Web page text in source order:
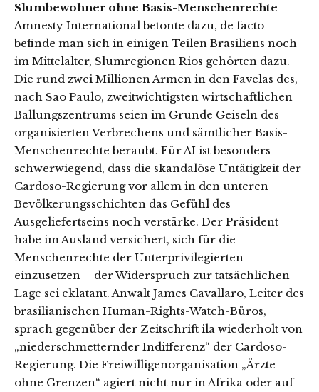
Slumbewohner ohne Basis-Menschenrechte
Amnesty International betonte dazu, de facto
befinde man sich in einigen Teilen Brasiliens noch
im Mittelalter, Slumregionen Rios gehörten dazu.
Die rund zwei Millionen Armen in den Favelas des,
nach Sao Paulo, zweitwichtigsten wirtschaftlichen
Ballungszentrums seien im Grunde Geiseln des
organisierten Verbrechens und sämtlicher Basis-
Menschenrechte beraubt. Für AI ist besonders
schwerwiegend, dass die skandalöse Untätigkeit der
Cardoso-Regierung vor allem in den unteren
Bevölkerungsschichten das Gefühl des
Ausgeliefertseins noch verstärke. Der Präsident
habe im Ausland versichert, sich für die
Menschenrechte der Unterprivilegierten
einzusetzen – der Widerspruch zur tatsächlichen
Lage sei eklatant. Anwalt James Cavallaro, Leiter des
brasilianischen Human-Rights-Watch-Büros,
sprach gegenüber der Zeitschrift ila wiederholt von
„niederschmetternder Indifferenz“ der Cardoso-
Regierung. Die Freiwilligenorganisation „Ärzte
ohne Grenzen“ agiert nicht nur in Afrika oder auf